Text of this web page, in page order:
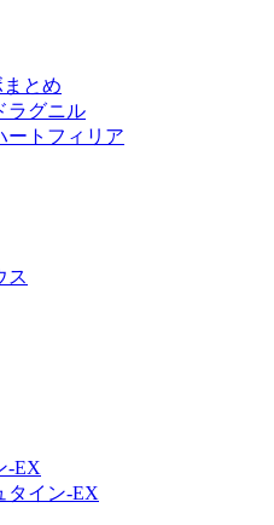
とめ
ラグニル
ートフィリア
ス
-EX
タイン-EX